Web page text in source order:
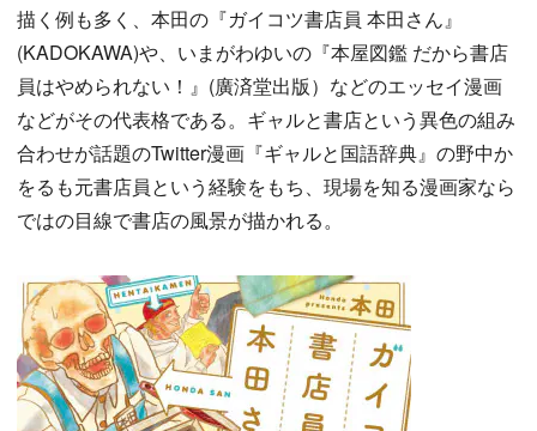
描く例も多く、本田の『ガイコツ書店員 本田さん』
(KADOKAWA)や、いまがわゆいの『本屋図鑑 だから書店
員はやめられない！』(廣済堂出版）などのエッセイ漫画
などがその代表格である。ギャルと書店という異色の組み
合わせが話題のTwitter漫画『ギャルと国語辞典』の野中か
をるも元書店員という経験をもち、現場を知る漫画家なら
ではの目線で書店の風景が描かれる。